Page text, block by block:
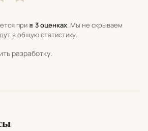
при ≥ 3 оценках. Мы не скрываем
в общую статистику.
разработку.